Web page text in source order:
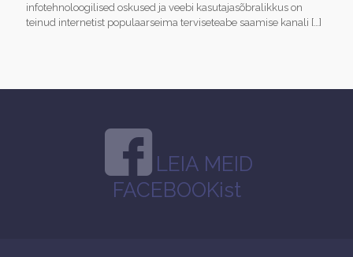
infotehnoloogilised oskused ja veebi kasutajasõbralikkus on
teinud internetist populaarseima terviseteabe saamise kanali […]
LEIA MEID
FACEBOOKist